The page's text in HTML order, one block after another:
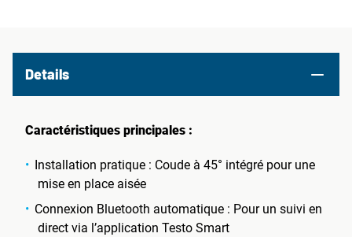
Details
Caractéristiques principales :
Installation pratique : Coude à 45° intégré pour une
mise en place aisée
Connexion Bluetooth automatique : Pour un suivi en
direct via l’application Testo Smart